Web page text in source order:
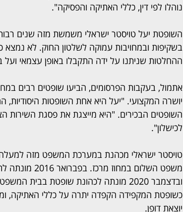
נוהלו לפי דין, כללי האתיקה והפסיקה".
השופטת יעל טויסטר ישראלי משמשת מזה שנים
בשקיפות ובמחויבות עמוקה לשלטון החוק. לא נמצא
ההחלטות שניתנו על ידה התקבלו באופן עצמאי ועל
אתמול, בעקבות הפרסומים, הביעו שופטים רבים
יושרה המקצועי. "יעל היא אחת השופטות
השופטים הבכירים. "היא מייצגת את פסגת השירות
לכישלון".
משפט השלום
ובדצמבר 2020 מונתה לכהונת שופטת
כשופטת המקפידה הקפדה יתרה על כללי האתיקה,
יוצאת דופן.